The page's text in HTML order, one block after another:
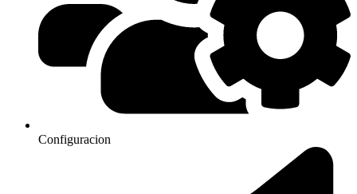
Configuracion